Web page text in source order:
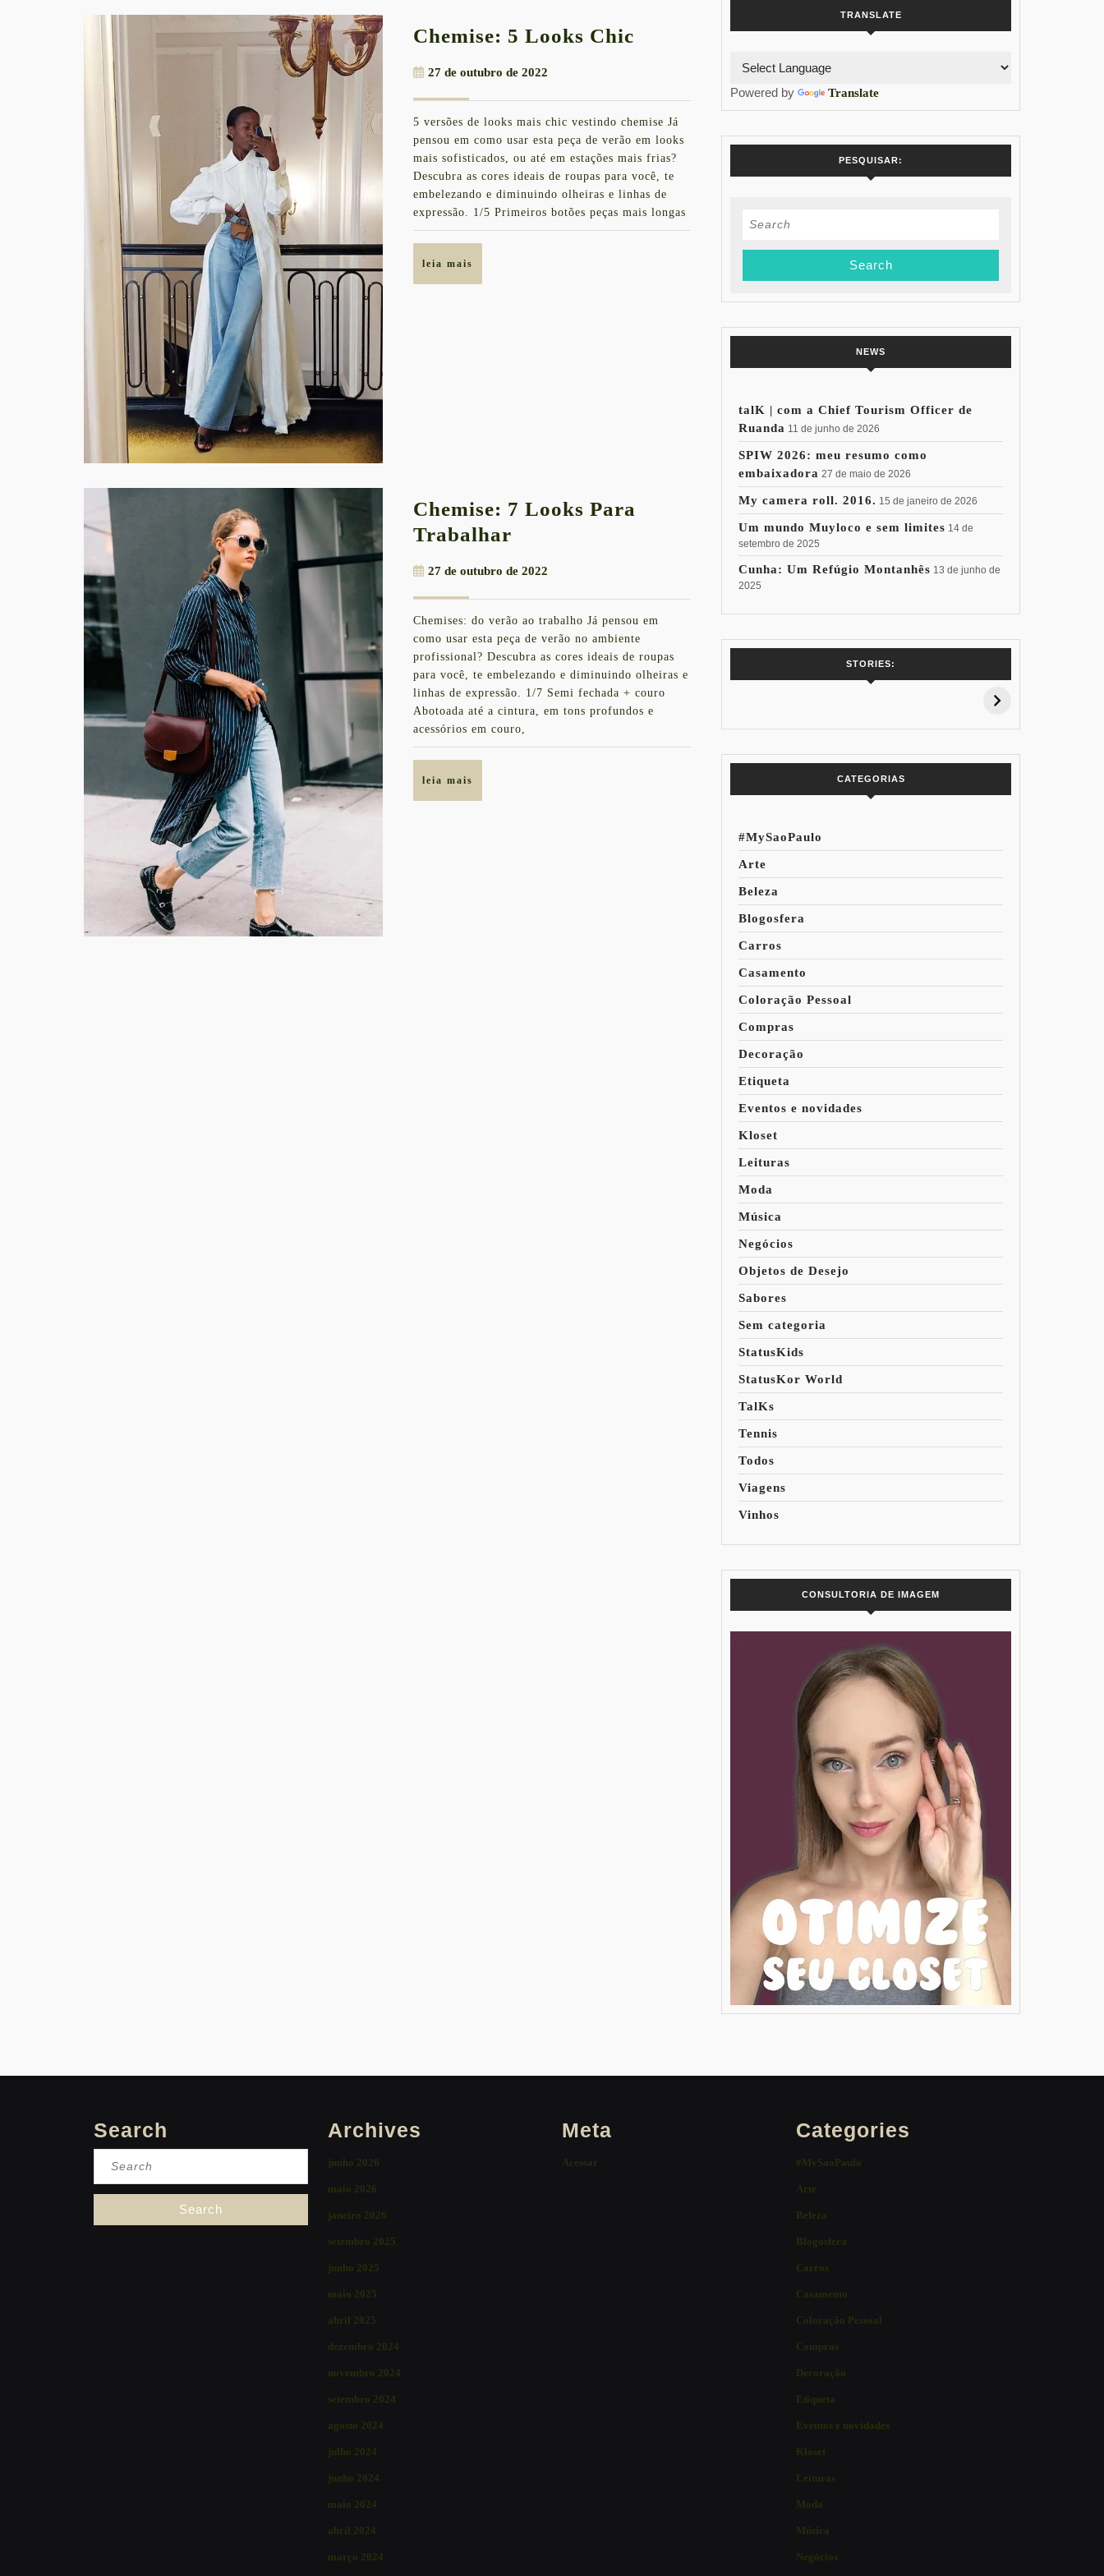
Chemise: 5 Looks Chic
Chic
27 de outubro de 2022
de
2022
5 versões de looks mais chic vestindo chemise Já
pensou em como usar esta peça de verão em looks
mais sofisticados, ou até em estações mais frias?
Descubra as cores ideais de roupas para você, te
embelezando e diminuindo olheiras e linhas de
expressão. 1/5 Primeiros botões peças mais longas
leia mais
Chemise: 7 Looks Para
Trabalhar
Looks
Para
Trabalhar
27 de outubro de 2022
de
2022
Chemises: do verão ao trabalho Já pensou em
como usar esta peça de verão no ambiente
profissional? Descubra as cores ideais de roupas
para você, te embelezando e diminuindo olheiras e
linhas de expressão. 1/7 Semi fechada + couro
Abotoada até a cintura, em tons profundos e
acessórios em couro,
leia mais
TRANSLATE
Powered by Translate
PESQUISAR:
Search
NEWS
talK | com a Chief Tourism Officer de
Ruanda 11 de junho de 2026
SPIW 2026: meu resumo como
embaixadora 27 de maio de 2026
My camera roll. 2016. 15 de janeiro de 2026
Um mundo Muyloco e sem limites 14 de
setembro de 2025
Cunha: Um Refúgio Montanhês 13 de junho de
2025
STORIES:
7 Vinhos com +
15% de
Pessoal: Os
CATEGORIAS
#MySaoPaulo
Arte
Beleza
Blogosfera
Carros
Casamento
Coloração Pessoal
Compras
Decoração
Etiqueta
Eventos e novidades
Kloset
Leituras
Moda
Música
Negócios
Objetos de Desejo
Sabores
Sem categoria
StatusKids
StatusKor World
TalKs
Tennis
Todos
Viagens
Vinhos
CONSULTORIA DE IMAGEM
Search Archives
junho 2026
maio 2026
janeiro 2026
setembro 2025
junho 2025
maio 2025
abril 2025
dezembro 2024
novembro 2024
setembro 2024
agosto 2024
julho 2024
junho 2024
maio 2024
abril 2024
março 2024
Meta
Acessar
Categories
#MySaoPaulo
Arte
Beleza
Blogosfera
Carros
Casamento
Coloração Pessoal
Compras
Decoração
Etiqueta
Eventos e novidades
Kloset
Leituras
Moda
Música
Negócios